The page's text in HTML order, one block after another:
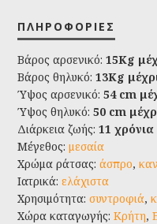
ΠΛΗΡΟΦΟΡΊΕΣ
Βάρος αρσενικό:15Kg
Βάρος θηλυκό:13Kg
Ύψος αρσενικό:54 cm
Ύψος θηλυκό:50 cm
Διάρκεια ζωής:11
Μέγεθος:μεσαία
Χρώμα ράτσας:άσπρο,
Ιατρικά:ελάχιστα
Χρησιμότητα:συντροφιά,
Χώρα καταγωγής:Κρήτη,